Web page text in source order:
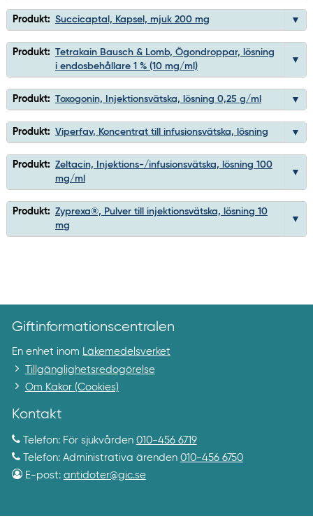
Produkt: Succicaptal, Kapsel, mjuk 200 mg
Produkt: Tetrakain Bausch & Lomb, Ögondroppar, lösning
i endosbehållare 1 % (10 mg/ml)
Produkt: Toxogonin, Injektionsvätska, lösning 0,25 g/ml
Produkt: Viperfav, Koncentrat till infusionsvätska, lösning
Produkt: Zeltacin, Injektions-/infusionsvätska, lösning 100
mg/ml
Produkt: Zyprexa®, Pulver till injektionsvätska, lösning 10
mg
Giftinformationscentralen
En enhet inom Läkemedelsverket
Tillgänglighetsredogörelse
Om Kakor (Cookies)
Kontakt
Telefon: För sjukvården 010-456 6719
Telefon: Administrativa ärenden 010-456 6750
E-post: antidoter@gic.se